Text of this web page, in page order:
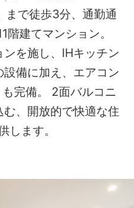
まで徒歩3分、通勤通
建てマンション。
を施し、IHキッチン
備に加え、エアコン
完備。 2面バルコニ
、開放的で快適な住
します。